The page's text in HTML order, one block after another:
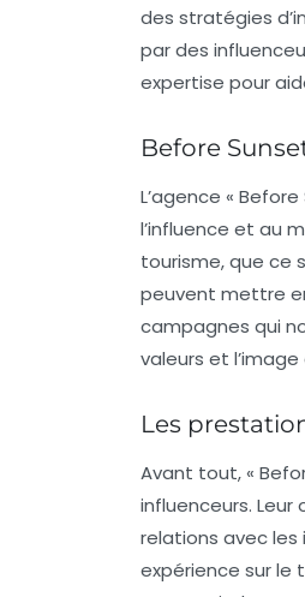
des stratégies
par des
expertise pour
Before
L’agence «
l’influence et au
tourisme, que ce
peuvent mettre
campagnes qui
valeurs et
Les
Avant tout, «
influenceurs.
relations avec les
expérience sur le